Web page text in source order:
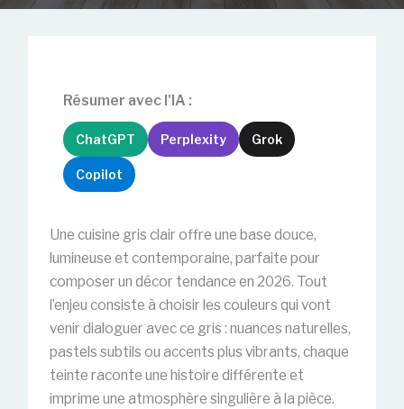
Résumer avec l'IA :
ChatGPT Perplexity Grok
Copilot
Une cuisine gris clair offre une base douce,
lumineuse et contemporaine, parfaite pour
composer un décor tendance en 2026. Tout
l’enjeu consiste à choisir les couleurs qui vont
venir dialoguer avec ce gris : nuances naturelles,
pastels subtils ou accents plus vibrants, chaque
teinte raconte une histoire différente et
imprime une atmosphère singulière à la pièce.